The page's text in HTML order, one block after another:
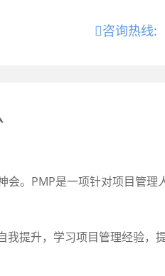
咨询热线:
。PMP是一项针对项目管
升，学习项目管理经验，